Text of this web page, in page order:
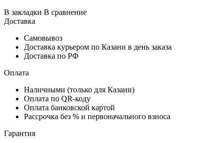
В закладки В сравнение
Доставка
Самовывоз
Доставка курьером по Казани в день заказа
Доставка по РФ
Оплата
Наличными (только для Казани)
Оплата по QR-коду
Оплата банковской картой
Рассрочка без % и первоначального взноса
Гарантия